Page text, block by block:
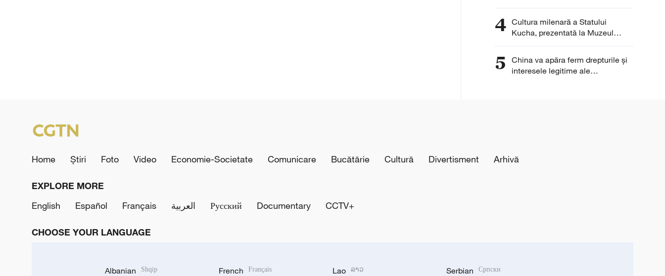
se accelerează, iar sectoarele
creștere
4 Cultura milenară a Statului
Kucha, prezentată la Muzeul
Qiuci
5
China va apăra ferm drepturile și
interesele legitime ale
Home Știri Foto Video Economie-Societate Comunicare Bucătărie Cultură Divertisment Arhivă
EXPLORE MORE
English
Español Français العربية Русский Documentary CCTV+
CHOOSE YOUR LANGUAGE
Albanian Shqip French Français Lao ລາວ Serbian Српски